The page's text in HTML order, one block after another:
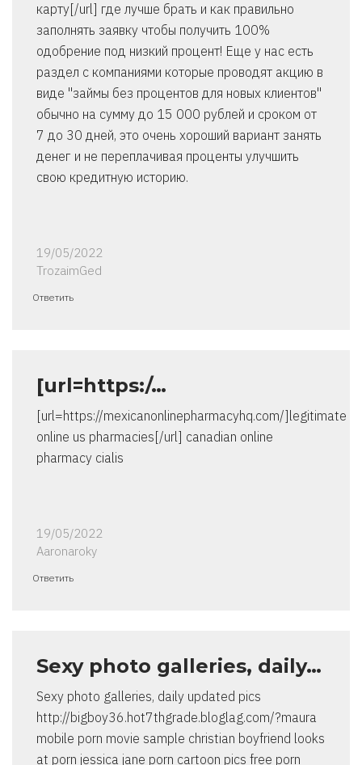
карту[/url] где лучше брать и как правильно
заполнять заявку чтобы получить 100%
одобрение под низкий процент! Еще у нас есть
раздел с компаниями которые проводят акцию в
виде "займы без процентов для новых клиентов"
обычно на сумму до 15 000 рублей и сроком от
7 до 30 дней, это очень хороший вариант занять
денег и не переплачивая проценты улучшить
свою кредитную историю.
19/05/2022
TrozaimGed
Ответить
[url=https:/…
[url=https://mexicanonlinepharmacyhq.com/]legitimate
online us pharmacies[/url] canadian online
pharmacy cialis
19/05/2022
Aaronaroky
Ответить
Sexy photo galleries, daily…
Sexy photo galleries, daily updated pics
http://bigboy36.hot7thgrade.bloglag.com/?maura
mobile porn movie sample christian boyfriend looks
at porn jessica jane porn cartoon pics free porn